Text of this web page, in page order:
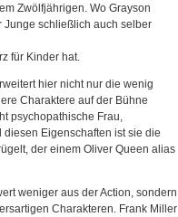
Zwölfjährigen. Wo Grayson
Junge schließlich auch selber
für Kinder hat.
hier nicht nur die wenig
Charaktere auf der Bühne
psychopathische Frau,
Eigenschaften ist sie die
der einem Oliver Queen alias
weniger aus der Action, sondern
Charakteren. Frank Miller